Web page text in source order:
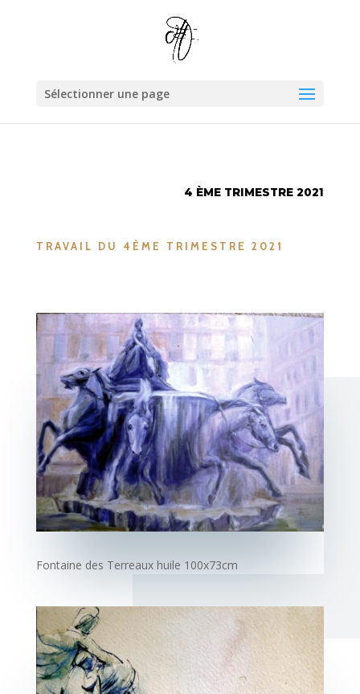
Sélectionner une page
4 ÈME TRIMESTRE 2021
TRAVAIL DU 4ÈME TRIMESTRE 2021
Fontaine des Terreaux huile 100x73cm